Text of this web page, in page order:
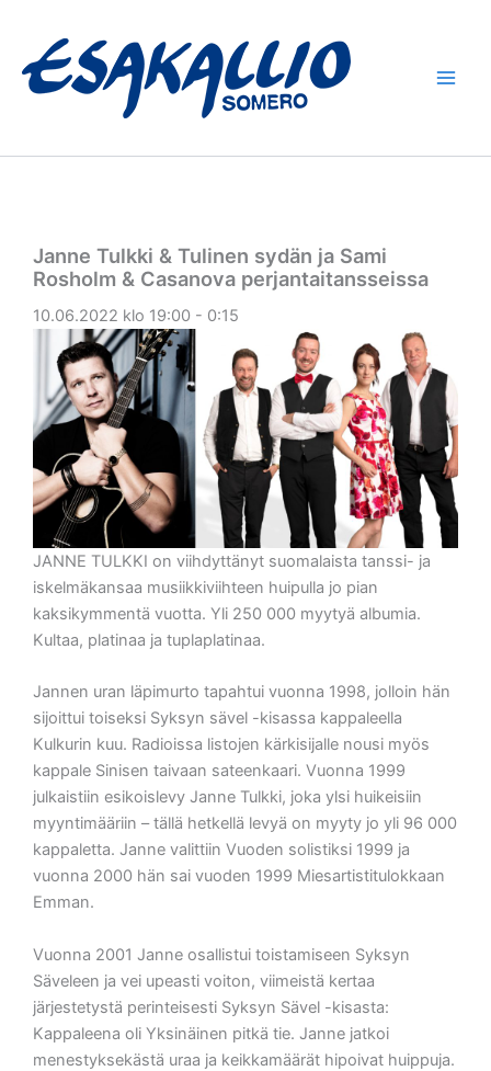
sisältöön
Janne Tulkki & Tulinen sydän ja Sami
Rosholm & Casanova perjantaitansseissa
10.06.2022 klo 19:00 - 0:15
JANNE TULKKI on viihdyttänyt suomalaista tanssi- ja
iskelmäkansaa musiikkiviihteen huipulla jo pian
kaksikymmentä vuotta. Yli 250 000 myytyä albumia.
Kultaa, platinaa ja tuplaplatinaa.
Jannen uran läpimurto tapahtui vuonna 1998, jolloin hän
sijoittui toiseksi Syksyn sävel -kisassa kappaleella
Kulkurin kuu. Radioissa listojen kärkisijalle nousi myös
kappale Sinisen taivaan sateenkaari. Vuonna 1999
julkaistiin esikoislevy Janne Tulkki, joka ylsi huikeisiin
myyntimääriin – tällä hetkellä levyä on myyty jo yli 96 000
kappaletta. Janne valittiin Vuoden solistiksi 1999 ja
vuonna 2000 hän sai vuoden 1999 Miesartistitulokkaan
Emman.
Vuonna 2001 Janne osallistui toistamiseen Syksyn
Säveleen ja vei upeasti voiton, viimeistä kertaa
järjestetystä perinteisesti Syksyn Sävel -kisasta:
Kappaleena oli Yksinäinen pitkä tie. Janne jatkoi
menestyksekästä uraa ja keikkamäärät hipoivat huippuja.